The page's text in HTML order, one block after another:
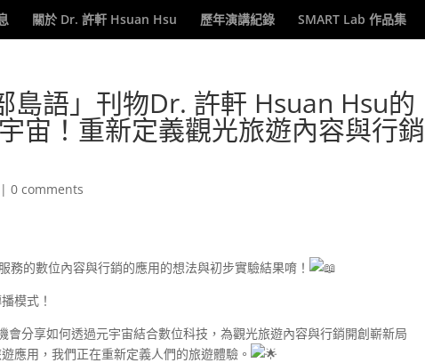
關於 Dr. 許軒 Hsuan Hsu 歷年演講紀錄 SMART Lab 作品集
島語」刊物Dr. 許軒 Hsuan Hsu的
宙！重新定義觀光旅遊內容與行銷
|0 comments
務的數位內容與行銷的應用的想法與初步實驗結果唷！
模式！
分享如何透過元宇宙結合數位科技，為觀光旅遊內容與行銷開創嶄新局
應用，我們正在重新定義人們的旅遊體驗。